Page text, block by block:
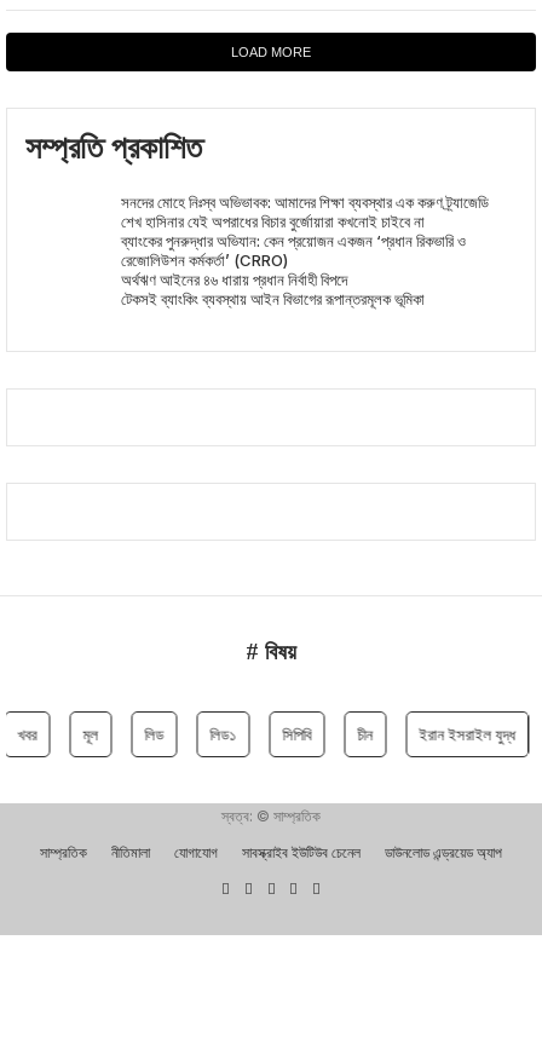
LOAD MORE
সম্প্রতি প্রকাশিত
সনদের মোহে নিঃস্ব অভিভাবক: আমাদের শিক্ষা ব্যবস্থার এক করুণ ট্র্যাজেডি
শেখ হাসিনার যেই অপরাধের বিচার বুর্জোয়ারা কখনোই চাইবে না
ব্যাংকের পুনরুদ্ধার অভিযান: কেন প্রয়োজন একজন ‘প্রধান রিকভারি ও
রেজোলিউশন কর্মকর্তা’ (CRRO)
অর্থঋণ আইনের ৪৬ ধারায় প্রধান নির্বাহী বিপদে
টেকসই ব্যাংকিং ব্যবস্থায় আইন বিভাগের রূপান্তরমূলক ভূমিকা
# বিষয়
খবর মূল লিড লিড১ সিপিবি চীন ইরান ইসরাইল যুদ্ধ
স্বত্ব: © সাম্প্রতিক
সাম্প্রতিক নীতিমালা যোগাযোগ সাবস্ক্রাইব ইউটিউব চেনেল ডাউনলোড এন্ড্রয়েড অ্যাপ